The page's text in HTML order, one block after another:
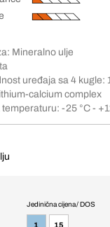
Mineralno ulje
uređaja sa 4 kugle:
calcium complex
-25 °C -
Jedinična cijena / DOS
1 15